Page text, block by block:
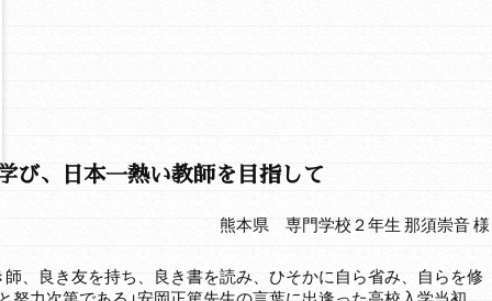
び、日本一熱い教師を目指して
熊本県 専門学校２年生 那須崇音 様
、良き友を持ち、良き書を読み、ひそかに自ら省み、自らを修